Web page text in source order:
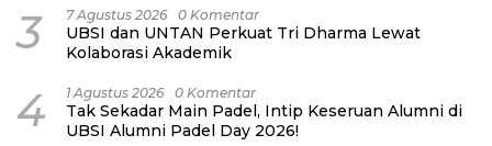
3 7 Agustus 2026 0 Komentar
UBSI dan UNTAN Perkuat Tri Dharma Lewat
Kolaborasi Akademik
4 1 Agustus 2026 0 Komentar
Tak Sekadar Main Padel, Intip Keseruan Alumni di
UBSI Alumni Padel Day 2026!